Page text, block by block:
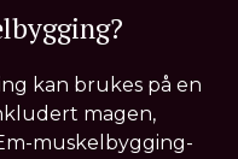
kan brukes på en
magen,
muskelbygging-